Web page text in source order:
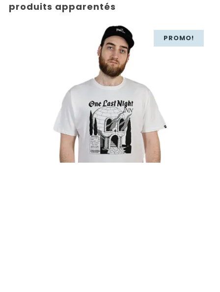
produits apparentés
PROMO!